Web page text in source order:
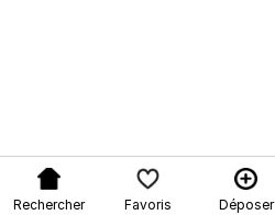
Rechercher Favoris Déposer